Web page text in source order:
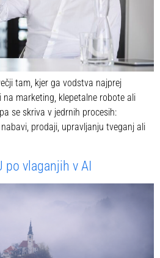
tam, kjer ga vodstva najprej
na marketing, klepetalne robote ali
se skriva v jedrnih procesih:
prodaji, upravljanju tveganj ali
po vlaganjih v AI